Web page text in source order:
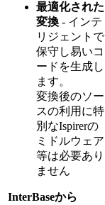
最適化された
変換 - インテ
リジェントで
保守し易いコ
ードを生成し
ます。
変換後のソー
スの利用に特
別なIspirerの
ミドルウェア
等は必要あり
ません
InterBaseから